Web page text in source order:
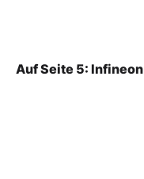
Auf Seite 5: Infineon